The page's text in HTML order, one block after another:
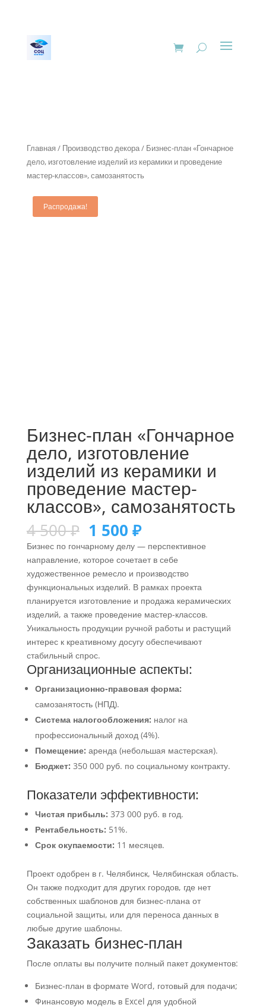
Главная / Производство декора/ Бизнес-план «Гончарное
дело, изготовление изделий из керамики и проведение
мастер-классов», самозанятость
Распродажа!
Бизнес-план «Гончарное
дело, изготовление
изделий из керамики и
проведение мастер-
классов», самозанятость
4 500₽ 1 500 ₽
Бизнес по гончарному делу — перспективное
направление, которое сочетает в себе
художественное ремесло и производство
функциональных изделий. В рамках проекта
планируется изготовление и продажа керамических
изделий, а также проведение мастер-классов.
Уникальность продукции ручной работы и растущий
интерес к креативному досугу обеспечивают
стабильный спрос.
Организационные аспекты:
Организационно-правовая форма:
самозанятость (НПД).
Система налогообложения: налог на
профессиональный доход (4%).
Помещение: аренда (небольшая мастерская).
Бюджет: 350 000 руб. по социальному контракту.
Показатели эффективности:
Чистая прибыль: 373 000 руб. в год.
Рентабельность: 51%.
Срок окупаемости: 11 месяцев.
Проект одобрен в г. Челябинск, Челябинская область.
Он также подходит для других городов, где нет
собственных шаблонов для бизнес-плана от
социальной защиты, или для переноса данных в
любые другие шаблоны.
Заказать бизнес-план
После оплаты вы получите полный пакет документов:
Бизнес-план в формате Word, готовый для подачи;
Финансовую модель в Excel для удобной